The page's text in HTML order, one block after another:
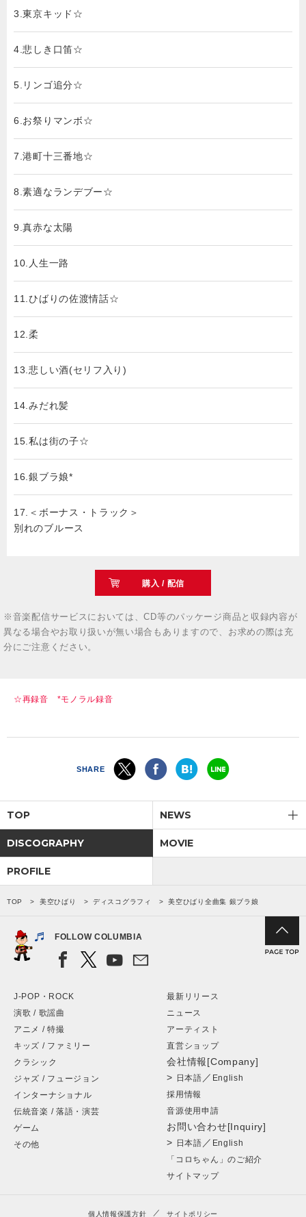
3.東京キッド☆
4.悲しき口笛☆
5.リンゴ追分☆
6.お祭りマンボ☆
7.港町十三番地☆
8.素適なランデブー☆
9.真赤な太陽
10.人生一路
11.ひばりの佐渡情話☆
12.柔
13.悲しい酒(セリフ入り)
14.みだれ髪
15.私は街の子☆
16.銀ブラ娘*
17.＜ボーナス・トラック＞
別れのブルース
購入 / 配信
※音楽配信サービスにおいては、CD等のパッケージ商品と収録内容が
異なる場合やお取り扱いが無い場合もありますので、お求めの際は充
分にご注意ください。
☆再録音 *モノラル録音
SHARE
TOP NEWS
DISCOGRAPHY MOVIE
PROFILE
TOP 美空ひばり ディスコグラフィ 美空ひばり全曲集 銀ブラ娘
FOLLOW COLUMBIA
J-POP・ROCK
演歌 / 歌謡曲
アニメ / 特撮
キッズ / ファミリー
クラシック
ジャズ / フュージョン
インターナショナル
伝統音楽 / 落語・演芸
ゲーム
その他
最新リリース
ニュース
アーティスト
直営ショップ
会社情報[Company]
> 日本語 ／ English
採用情報
音源使用申請
お問い合わせ[Inquiry]
> 日本語 ／ English
「コロちゃん」のご紹介
サイトマップ
個人情報保護方針 サイトポリシー